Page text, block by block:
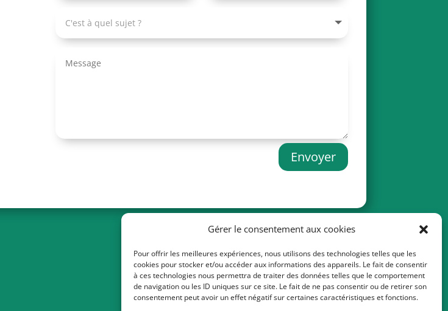
Gérer le consentement aux cookies
Pour offrir les meilleures expériences, nous utilisons des technologies telles que les
cookies pour stocker et/ou accéder aux informations des appareils. Le fait de consentir
à ces technologies nous permettra de traiter des données telles que le comportement
de navigation ou les ID uniques sur ce site. Le fait de ne pas consentir ou de retirer son
consentement peut avoir un effet négatif sur certaines caractéristiques et fonctions.
Envoyer